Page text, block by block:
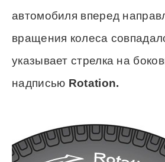
автомобиля вперед
вращения колеса
указывает стрелка на
надписью Rotation.